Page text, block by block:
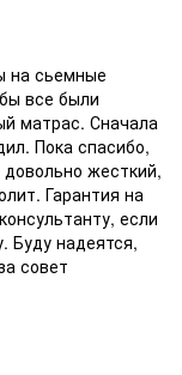
на сьемные
все были
матрас. Сначала
Пока спасибо,
жесткий,
Гарантия на
если
Буду надеятся,
совет